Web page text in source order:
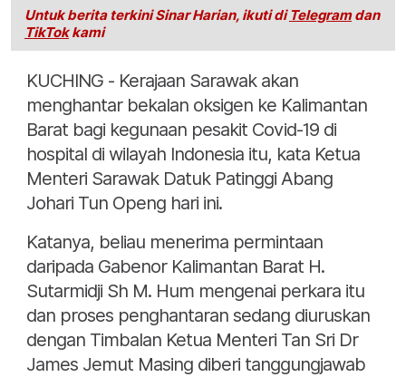
Untuk berita terkini Sinar Harian, ikuti di Telegramdan
TikTokkami
KUCHING - Kerajaan Sarawak akan
menghantar bekalan oksigen ke Kalimantan
Barat bagi kegunaan pesakit Covid-19 di
hospital di wilayah Indonesia itu, kata Ketua
Menteri Sarawak Datuk Patinggi Abang
Johari Tun Openg hari ini.
Katanya, beliau menerima permintaan
daripada Gabenor Kalimantan Barat H.
Sutarmidji Sh M. Hum mengenai perkara itu
dan proses penghantaran sedang diuruskan
dengan Timbalan Ketua Menteri Tan Sri Dr
James Jemut Masing diberi tanggungjawab